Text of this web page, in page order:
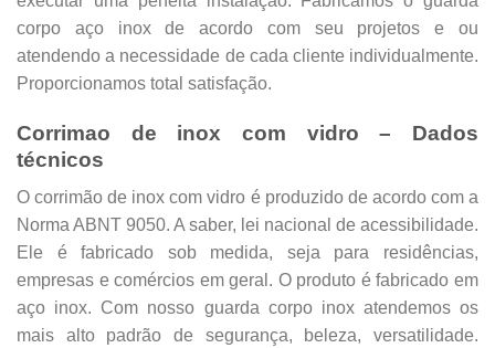
corpo aço inox de acordo com seu projetos e ou
atendendo a necessidade de cada cliente individualmente.
Proporcionamos total satisfação.
Corrimao de inox com vidro – Dados
técnicos
Ocorrimão de inox com vidro é produzido de acordo com a
Norma ABNT 9050. A saber, lei nacional de acessibilidade.
Ele é fabricado sob medida, seja para residências,
empresas e comércios em geral. O produto é fabricado em
aço inox. Com nosso guarda corpo inox atendemos os
mais alto padrão de segurança, beleza, versatilidade.